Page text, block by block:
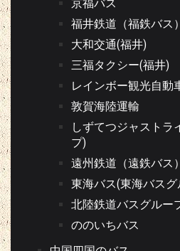
京福バス
福井鉄道（福鉄バス）
大和交通(福井)
三福タクシー(福井)
レインボー観光自動
敦賀海陸運輸
しずてつジャストラ
プ)
遠州鉄道（遠鉄バス）
東海バス(東海バスグ
北陸鉄道バスグルー
ののいちバス